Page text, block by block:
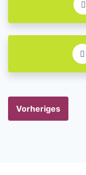
Vorheriges